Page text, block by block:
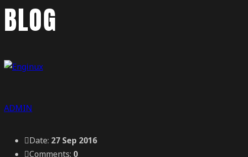
BLOG
ADMIN
Date: 27 Sep 2016
Comments: 0